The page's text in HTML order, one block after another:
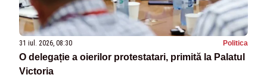
31 iul. 2026, 08:30 Politica
O delegație a oierilor protestatari, primită la Palatul
Victoria